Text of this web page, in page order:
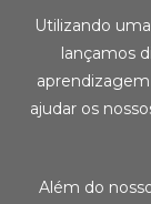
Utilizando
lançamos
ajudar os
Além do